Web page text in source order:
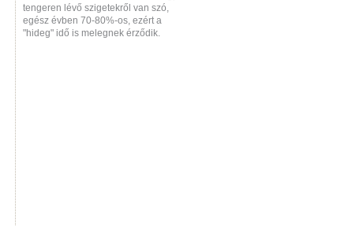
tengeren lévő szigetekről van szó,
egész évben 70-80%-os, ezért a
"hideg" idő is melegnek érződik.